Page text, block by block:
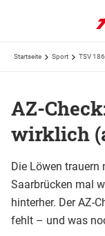
Startseite Sport TSV
AZ-
wirklich
Die Löwen trauern
Saarbrücken mal
hinterher. Der AZ-
fehlt – und was